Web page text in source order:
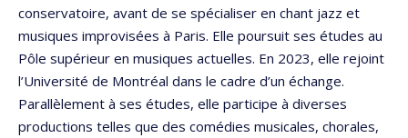
conservatoire, avant de se spécialiser en chant jazz et
musiques improvisées à Paris. Elle poursuit ses études au
Pôle supérieur en musiques actuelles. En 2023, elle rejoint
l’Université de Montréal dans le cadre d’un échange.
Parallèlement à ses études, elle participe à diverses
productions telles que des comédies musicales, chorales,